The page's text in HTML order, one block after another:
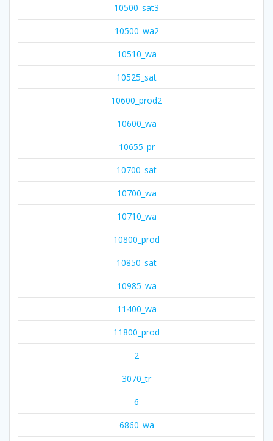
10500_sat3
10500_wa2
10510_wa
10525_sat
10600_prod2
10600_wa
10655_pr
10700_sat
10700_wa
10710_wa
10800_prod
10850_sat
10985_wa
11400_wa
11800_prod
2
3070_tr
6
6860_wa